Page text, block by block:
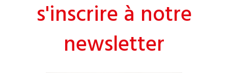
s'inscrire à notre
newsletter